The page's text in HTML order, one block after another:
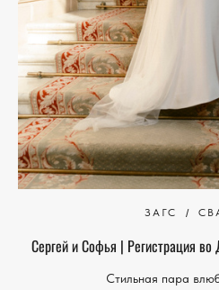
ЗАГС
Сергей и Софья | Регистрация
Стильная пара